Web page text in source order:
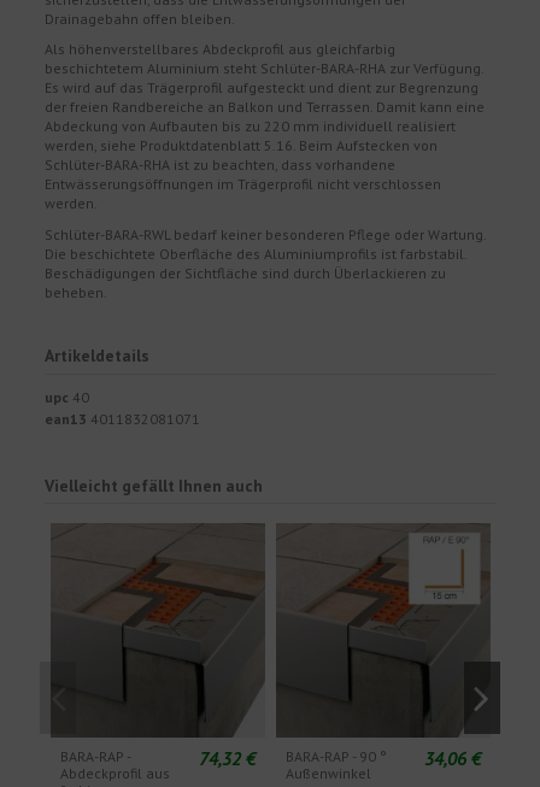
Drainagebahn offen bleiben.
Als höhenverstellbares Abdeckprofil aus gleichfarbig
beschichtetem Aluminium steht Schlüter-BARA-RHA zur Verfügung.
Es wird auf das Trägerprofil aufgesteckt und dient zur Begrenzung
der freien Randbereiche an Balkon und Terrassen. Damit kann eine
Abdeckung von Aufbauten bis zu 220 mm individuell realisiert
werden, siehe Produktdatenblatt 5.16. Beim Aufstecken von
Schlüter-BARA-RHA ist zu beachten, dass vorhandene
Entwässerungsöffnungen im Trägerprofil nicht verschlossen
werden.
Schlüter-BARA-RWL bedarf keiner besonderen Pflege oder Wartung.
Die beschichtete Oberfläche des Aluminiumprofils ist farbstabil.
Beschädigungen der Sichtfläche sind durch Überlackieren zu
beheben.
Artikeldetails
upc 40
ean13 4011832081071
Vielleicht gefällt Ihnen auch
BARA-RAP -
Abdeckprofil aus
74,32 €
BARA-RAP - 90 °
Außenwinkel
34,06 €